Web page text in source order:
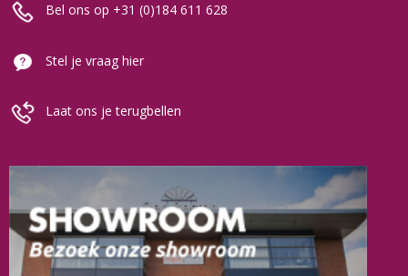
Bel ons op +31 (0)184 611 628
Stel je vraag hier
Laat ons je terugbellen